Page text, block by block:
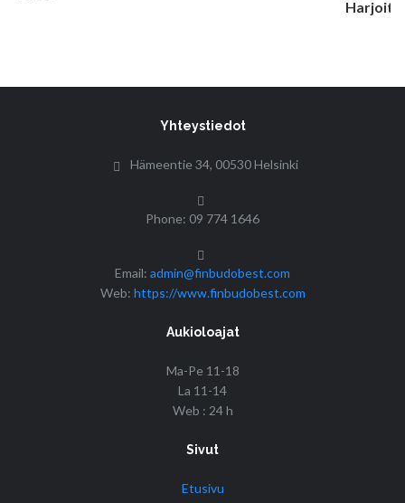
Yhteystiedot
Hämeentie 34, 00530 Helsinki
Phone: 09 774 1646
Email: admin@finbudobest.com
Web: https://www.finbudobest.com
Aukioloajat
Ma-Pe 11-18
La 11-14
Web : 24 h
Sivut
Etusivu